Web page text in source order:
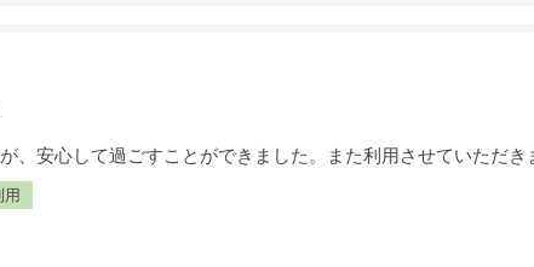
、安心して過ごすことができました。また利用させていただき
用